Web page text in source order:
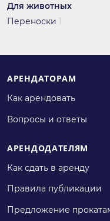
Для животных
Переноски 1
АРЕНДАТОРАМ
Как арендовать
Вопросы и ответы
АРЕНДОДАТЕЛЯМ
Как сдать в аренду
Правила публикации
Предложение